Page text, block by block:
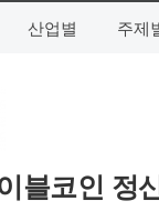
산업별 주제
블코인 정